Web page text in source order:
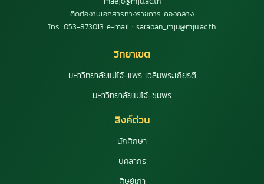
ติดต่องานเอกสารทางราชการ กองกลาง
โทร. 053-873013 e-mail : saraban_mju@mju.ac.th
วิทยาเขต
มหาวิทยาลัยแม่โจ้-แพร่ เฉลิมพระเกียรติ
มหาวิทยาลัยแม่โจ้-ชุมพร
ลิงค์ด่วน
นักศึกษา
บุคลากร
ศิษย์เก่า